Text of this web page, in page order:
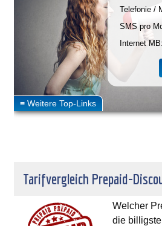
Telefonie /
SMS pro
Internet MB:
Tarifvergleich Prepaid-
Welcher
die